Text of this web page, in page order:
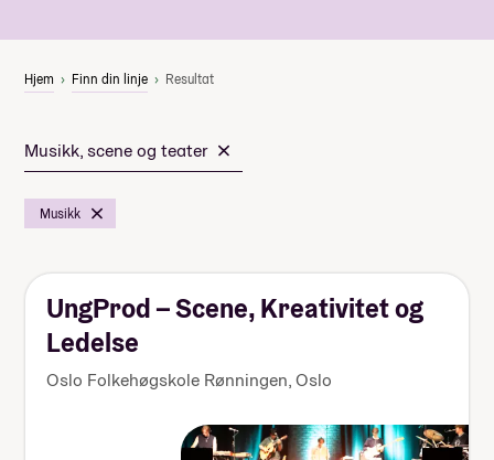
Hjem Finn din linje Resultat
Musikk, scene og teater
Musikk
UngProd – Scene, Kreativitet og
Ledelse
Oslo Folkehøgskole Rønningen,Oslo